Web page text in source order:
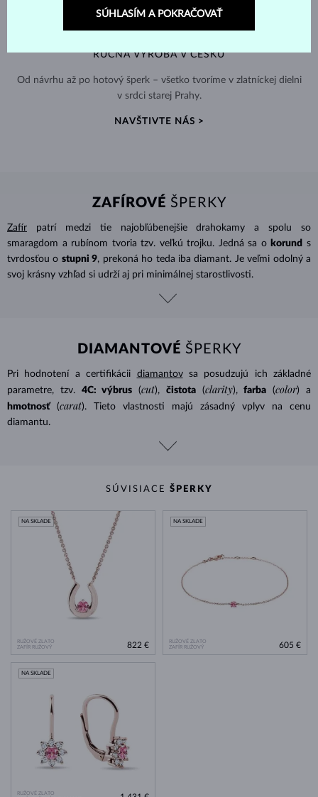
RUČNÁ VÝROBA V ČESKU
Od návrhu až po hotový šperk – všetko tvoríme v zlatníckej dielni
v srdci starej Prahy.
NAVŠTIVTE NÁS >
ZAFÍROVÉ ŠPERKY
Zafír
patrí medzi tie najobľúbenejšie drahokamy a spolu so
smaragdom a rubínom tvoria tzv. veľkú trojku. Jedná sa o korund s
tvrdosťou o stupni 9, prekoná ho teda iba diamant. Je veľmi odolný a
svoj krásny vzhľad si udrží aj pri minimálnej starostlivosti.
DIAMANTOVÉ ŠPERKY
Pri hodnotení a certifikácii diamantovsa posudzujú ich základné
parametre, tzv.
4C: výbrus (cut), čistota (clarity), farba (color) a
hmotnosť
(carat). Tieto vlastnosti majú zásadný vplyv na cenu
diamantu.
SÚVISIACE ŠPERKY
RUŽOVÉ ZLATO
ZAFÍR RUŽOVÝ
NA SKLADE
822 €
RUŽOVÉ ZLATO
ZAFÍR RUŽOVÝ
NA SKLADE
605 €
RUŽOVÉ ZLATO
NA SKLADE
SÚHLASÍM A POKRAČOVAŤ